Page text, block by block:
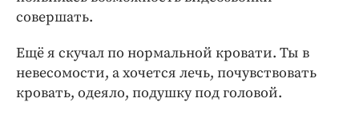
совершать.
Ещё я скучал по нормальной кровати. Ты в
невесомости, а хочется лечь, почувствовать
кровать, одеяло, подушку под головой.